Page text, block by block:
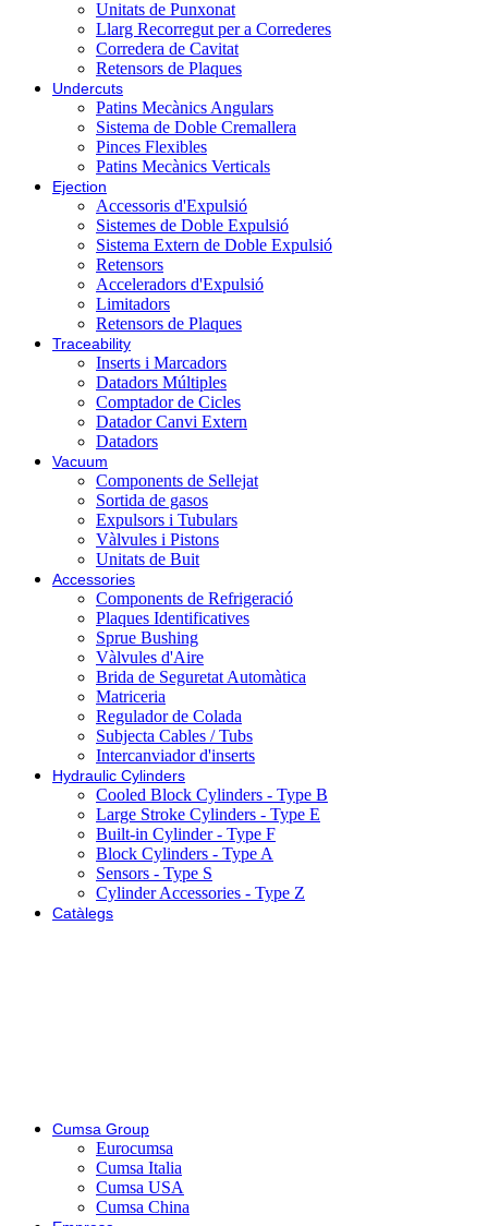
Unitats de Punxonat
Llarg Recorregut per a Correderes
Corredera de Cavitat
Retensors de Plaques
Undercuts
Patins Mecànics Angulars
Sistema de Doble Cremallera
Pinces Flexibles
Patins Mecànics Verticals
Ejection
Accessoris d'Expulsió
Sistemes de Doble Expulsió
Sistema Extern de Doble Expulsió
Retensors
Acceleradors d'Expulsió
Limitadors
Retensors de Plaques
Traceability
Inserts i Marcadors
Datadors Múltiples
Comptador de Cicles
Datador Canvi Extern
Datadors
Vacuum
Components de Sellejat
Sortida de gasos
Expulsors i Tubulars
Vàlvules i Pistons
Unitats de Buit
Accessories
Components de Refrigeració
Plaques Identificatives
Sprue Bushing
Vàlvules d'Aire
Brida de Seguretat Automàtica
Matriceria
Regulador de Colada
Subjecta Cables / Tubs
Intercanviador d'inserts
Hydraulic Cylinders
Cooled Block Cylinders - Type B
Large Stroke Cylinders - Type E
Built-in Cylinder - Type F
Block Cylinders - Type A
Sensors - Type S
Cylinder Accessories - Type Z
Catàlegs
Cumsa Group
Eurocumsa
Cumsa Italia
Cumsa USA
Cumsa China